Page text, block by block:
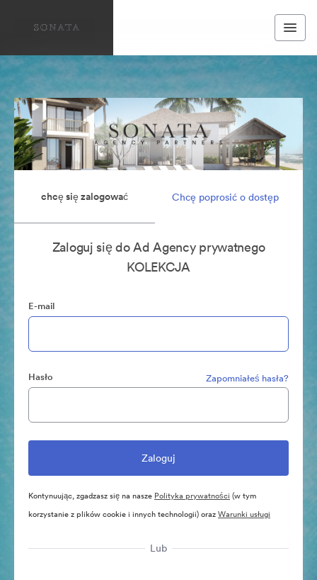
chcę się zalogować Chcę poprosić o dostęp
Zaloguj się do Ad Agency prywatnego
KOLEKCJA
E-mail
Hasło Zapomniałeś hasła?
Kontynuując, zgadzasz się na nasze Polityka prywatności (w tym
korzystanie z plików cookie i innych technologii) orazWarunki usługi
Lub